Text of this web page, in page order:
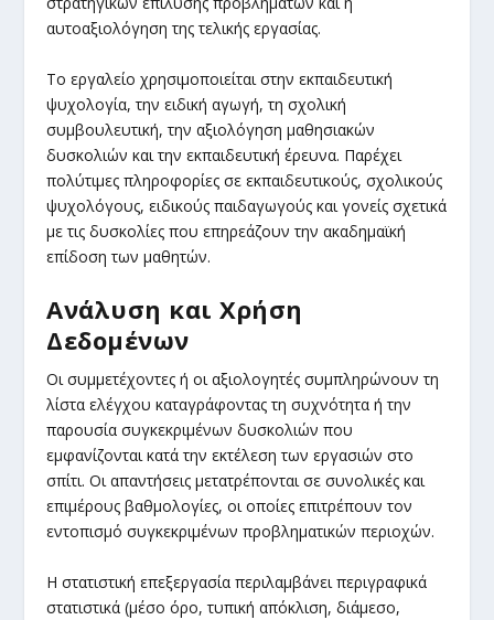
αυτοαξιολόγηση της τελικής εργασίας.
Το εργαλείο χρησιμοποιείται στην εκπαιδευτική
ψυχολογία, την ειδική αγωγή, τη σχολική
συμβουλευτική, την αξιολόγηση μαθησιακών
δυσκολιών και την εκπαιδευτική έρευνα. Παρέχει
πολύτιμες πληροφορίες σε εκπαιδευτικούς, σχολικούς
ψυχολόγους, ειδικούς παιδαγωγούς και γονείς σχετικά
με τις δυσκολίες που επηρεάζουν την ακαδημαϊκή
επίδοση των μαθητών.
Ανάλυση και Χρήση
Δεδομένων
Οι συμμετέχοντες ή οι αξιολογητές συμπληρώνουν τη
λίστα ελέγχου καταγράφοντας τη συχνότητα ή την
παρουσία συγκεκριμένων δυσκολιών που
εμφανίζονται κατά την εκτέλεση των εργασιών στο
σπίτι. Οι απαντήσεις μετατρέπονται σε συνολικές και
επιμέρους βαθμολογίες, οι οποίες επιτρέπουν τον
εντοπισμό συγκεκριμένων προβληματικών περιοχών.
Η στατιστική επεξεργασία περιλαμβάνει περιγραφικά
στατιστικά (μέσο όρο, τυπική απόκλιση, διάμεσο,